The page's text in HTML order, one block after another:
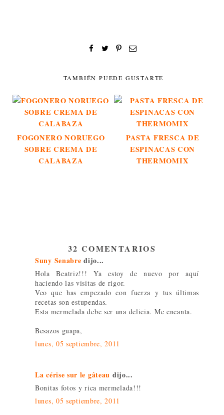
TAMBIÉN PUEDE GUSTARTE
FOGONERO NORUEGO
SOBRE CREMA DE
CALABAZA
PASTA FRESCA DE
ESPINACAS CON
THERMOMIX
32 COMENTARIOS
Suny Senabre dijo...
Hola Beatriz!!! Ya estoy de nuevo por aquí
haciendo las visitas de rigor.
Veo que has empezado con fuerza y tus últimas
recetas son estupendas.
Esta mermelada debe ser una delicia. Me encanta.
Besazos guapa,
lunes, 05 septiembre, 2011
La cérise sur le gâteau dijo...
Bonitas fotos y rica mermelada!!!
lunes, 05 septiembre, 2011